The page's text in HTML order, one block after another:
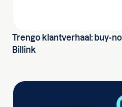
Trengo klantverhaal: buy-
Billink